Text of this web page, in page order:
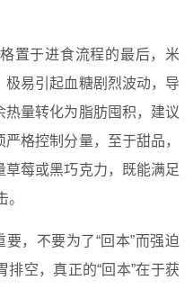
置于进食流程的最后，米
易引起血糖剧烈波动，导
量转化为脂肪囤积，建议
格控制分量，至于甜品，
莓或黑巧克力，既能满足
，不要为了“回本”而强迫
空，真正的“回本”在于获